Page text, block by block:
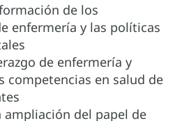
de los
enfermería y las políticas
de enfermería y
competencias en salud de
ampliación del papel de